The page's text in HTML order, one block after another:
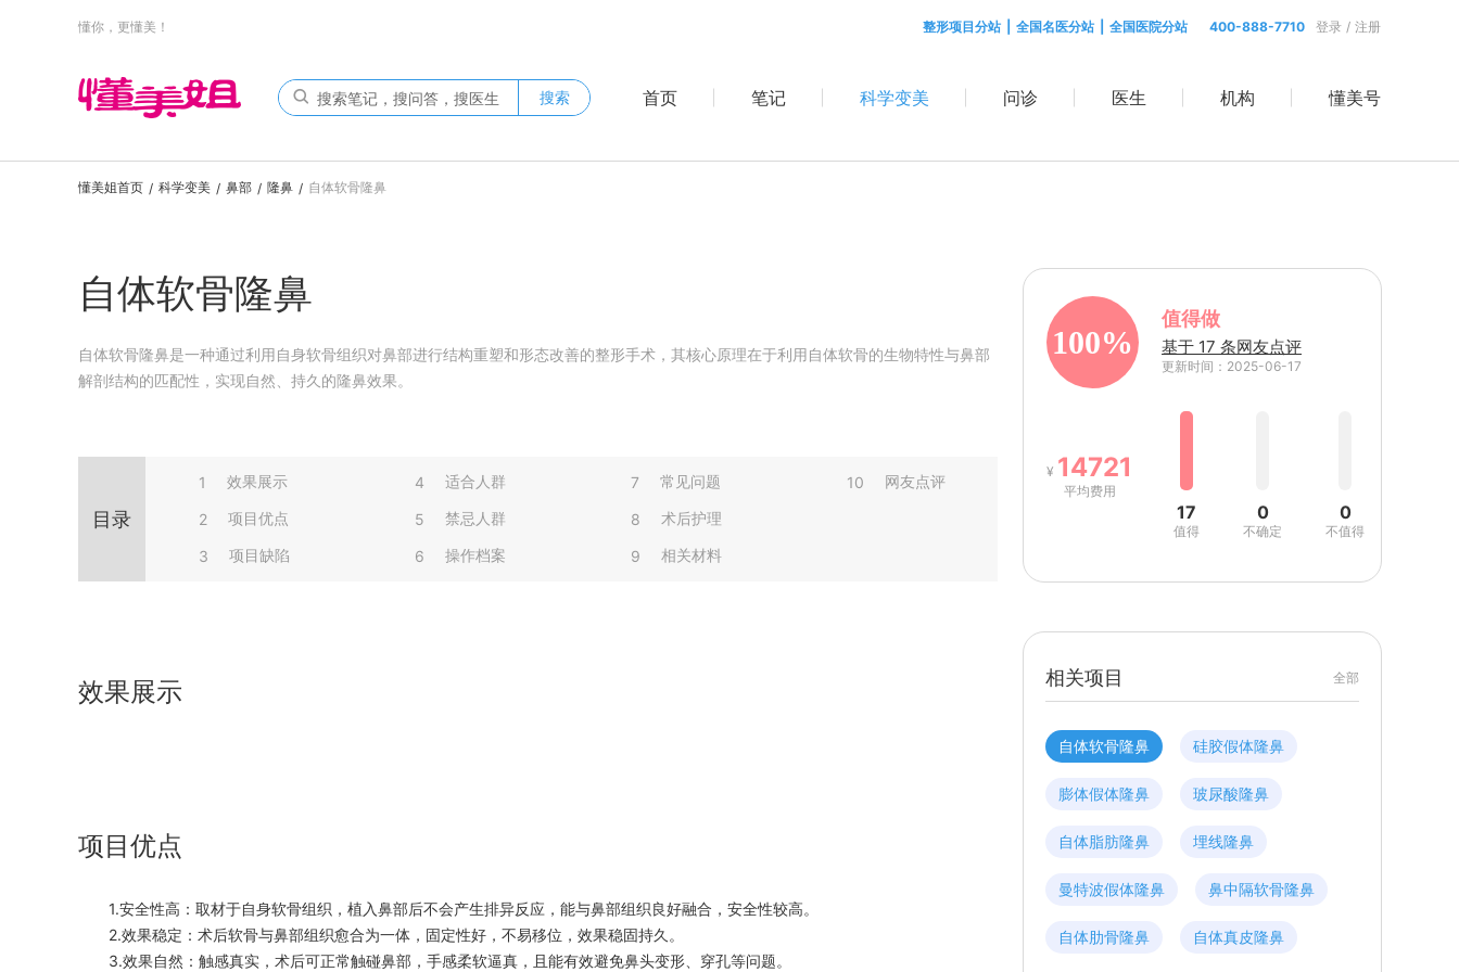
懂你，更懂美！ 整形项目分站 全国名医分站 全国医院分站 400-888-7710 登录 / 注册
搜索 首页 笔记 科学变美 问诊 医生 机构 懂美号
懂美姐首页 / 科学变美 / 鼻部 / 隆鼻 / 自体软骨隆鼻
自体软骨隆鼻
自体软骨隆鼻是一种通过利用自身软骨组织对鼻部进行结构重塑和形态改善的整形手术，其核心原理在于利用自体软骨的生物特性与鼻部
解剖结构的匹配性，实现自然、持久的隆鼻效果。
目录
1 效果展示
2 项目优点
3 项目缺陷
4 适合人群
5 禁忌人群
6 操作档案
7 常见问题
8 术后护理
9 相关材料
10 网友点评
效果展示
项目优点
1.安全性高：取材于自身软骨组织，植入鼻部后不会产生排异反应，能与鼻部组织良好融合，安全性较高。
2.效果稳定：术后软骨与鼻部组织愈合为一体，固定性好，不易移位，效果稳固持久。
3.效果自然：触感真实，术后可正常触碰鼻部，手感柔软逼真，且能有效避免鼻头变形、穿孔等问题。
100%
值得做
基于 17 条网友点评
更新时间：2025-06-17
¥ 14721
平均费用
17
值得
0
不确定
0
不值得
相关项目 全部
自体软骨隆鼻 硅胶假体隆鼻
膨体假体隆鼻 玻尿酸隆鼻
自体脂肪隆鼻 埋线隆鼻
曼特波假体隆鼻 鼻中隔软骨隆鼻
自体肋骨隆鼻 自体真皮隆鼻